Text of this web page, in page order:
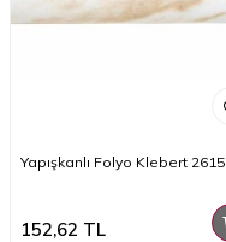
Yapışkanlı Folyo Klebert 2615
152,62 TL